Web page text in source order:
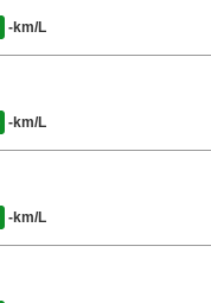
-km/L
-km/L
-km/L